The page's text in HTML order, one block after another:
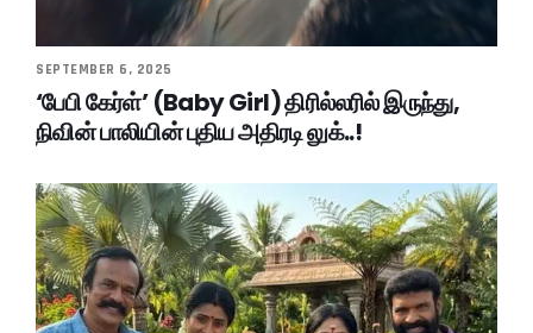
SEPTEMBER 6, 2025
‘பேபி கேர்ள்’ (Baby Girl) திரில்லரில் இருந்து,
நிவின் பாலியின் புதிய அதிரடி லுக்..!